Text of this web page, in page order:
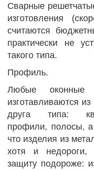
Сварные
изготовления
считаются
практически не
такого типа.
Профиль.
Любые
изготавливаются
друга типа:
профили, полосы,
что изделия из
хотя и недороги,
защиту подороже: